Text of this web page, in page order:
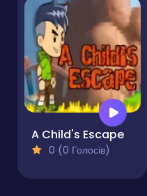
A Child's Escape
0 (0 Голосів)